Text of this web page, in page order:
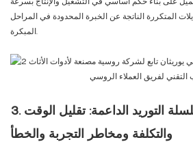
المتكررة الناتجة عن الخبرة المحدودة في المراحل
المبكرة.
3. تغطية كاملة لسلسلة التوريد الداعمة: تقليل الوقت
والتكلفة ومخاطر التجربة والخطأ